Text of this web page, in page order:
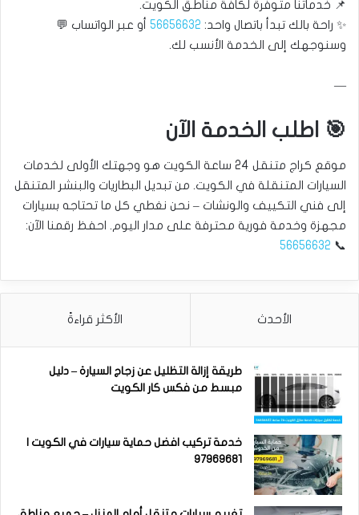
📌 خدماتنا متوفرة لكافة مناطق الكويت.
✨ راحة بالك تبدأ باتصال واحد: 56656632 أو عبر الواتساب 💬
وسنوجهك إلى الخدمة الأنسب لك.
—
🎯 اطلب الخدمة الآن
موقع كراج متنقل 24 ساعة الكويت هو وجهتك الأولى لخدمات
السيارات المتنقلة في الكويت. من تبديل البطاريات والبنشر المتنقل
إلى فني التكييف والونشات – نحن نغطي كل ما تحتاجه بسيارات
مجهزة وخدمة فورية محترفة على مدار اليوم. احفظ رقمنا الآن:
📞
56656632
الأحدث الأكثر قراءةً
طريقة إزالة التظليل عن زجاج السيارة – دليل
مبسط من فكس كار الكويت
خدمة تركيب افضل حماية سيارات في الكويت |
97969681